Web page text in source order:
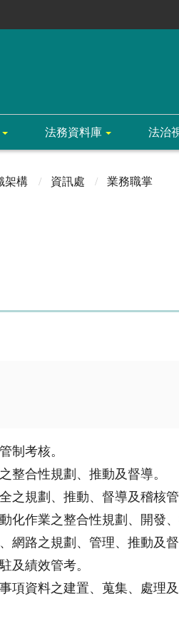
法務資料庫 法治
架構 資訊處 業務職掌
制考核。
整合性規劃、推動及督導。
之規劃、推動、督導及稽核管
化作業之整合性規劃、開發
網路之規劃、管理、推動及督
及績效管考。
項資料之建置、蒐集、處理及